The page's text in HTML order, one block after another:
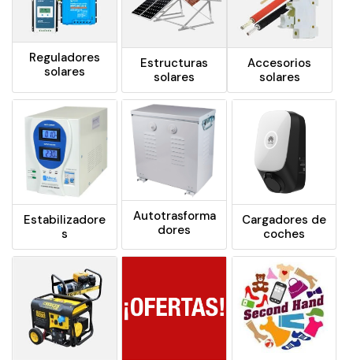
Reguladores
solares
Estructuras
solares
Accesorios
solares
Estabilizadore
s
Autotrasforma
dores
Cargadores de
coches